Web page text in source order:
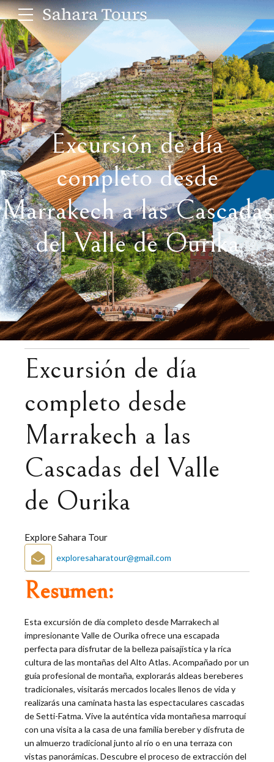
Excursión de día
completo desde
Marrakech a las Cascadas
del Valle de Ourika
Excursión de día
completo desde
Marrakech a las
Cascadas del Valle
de Ourika
Explore Sahara Tour
exploresaharatour@gmail.com
Resumen:
Esta excursión de día completo desde Marrakech al
impresionante Valle de Ourika ofrece una escapada
perfecta para disfrutar de la belleza paisajística y la rica
cultura de las montañas del Alto Atlas. Acompañado por un
guía profesional de montaña, explorarás aldeas bereberes
tradicionales, visitarás mercados locales llenos de vida y
realizarás una caminata hasta las espectaculares cascadas
de Setti-Fatma. Vive la auténtica vida montañesa marroquí
con una visita a la casa de una familia bereber y disfruta de
un almuerzo tradicional junto al río o en una terraza con
vistas panorámicas. Descubre el proceso de extracción del